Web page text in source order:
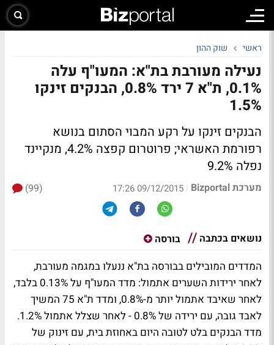
ראשי שוק ההון
נעילה מעורבת בת"א: המעו"ף עלה
0.1%, ת"א 7 ירד 0.8%, הבנקים זינקו
1.5%
הבנקים זינקו על רקע המבוי הסתום בנושא
רפורמת האשראי; פרוטרום קפצה 4.2%, מנקיינד
נפלה 9.2%
מערכת Bizportal |
09/12/2015 17:26
(99)
נושאים בכתבה בורסה
המדדים המובילים בבורסה בת"א ננעלו במגמה מעורבת,
לאחר ירידות השערים אתמול: מדד המעו"ף על 0.13% בלבד,
לאחר שאיבד אתמול יותר מ-0.8%, ומדד ת"א 75 המשיך
לאבד גובה, עם ירידה של 0.8% - לאחר שצלל אתמול 1.2%.
מדד הבנקים בלט לטובה היום באחוזת בית, עם זינוק של